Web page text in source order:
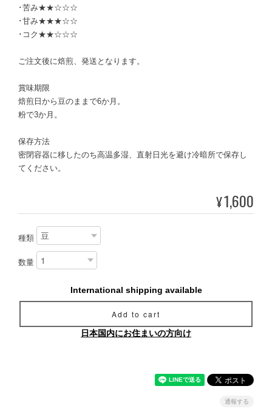
･苦み★★☆☆☆
･甘み★★★☆☆
･コク★★☆☆☆
ご注文後に焙煎、発送となります。
賞味期限
焙煎日から豆のままで6か月。
粉で3か月。
保存方法
密閉容器に移したのち高温多湿、直射日光を避け冷暗所で保存し
てください。
¥1,600
種類
数量
International shipping available
Add to cart
日本国内にお住まいの方向け
通報する